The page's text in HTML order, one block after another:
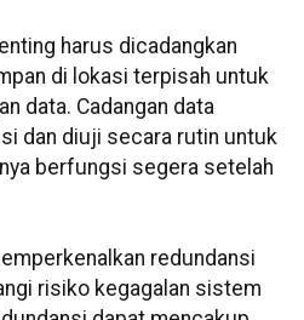
harus dicadangkan
di lokasi terpisah untuk
data. Cadangan data
dan diuji secara rutin untuk
berfungsi segera setelah
redundansi
risiko kegagalan sistem